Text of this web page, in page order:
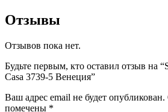
Отзывы
Отзывов пока нет.
Будьте первым, кто оставил отзыв на
Casa 3739-5 Венеция”
Ваш адрес email не будет опубликован.
помечены *